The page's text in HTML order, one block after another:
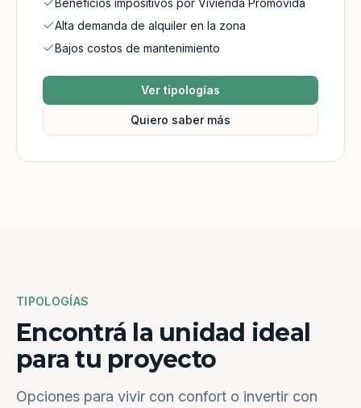
Beneficios impositivos por Vivienda Promovida
Alta demanda de alquiler en la zona
Bajos costos de mantenimiento
Ver tipologías
Quiero saber más
TIPOLOGÍAS
Encontrá la unidad ideal
para tu proyecto
Opciones para vivir con confort o invertir con